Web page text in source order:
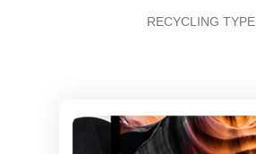
RECYCLING TYPE